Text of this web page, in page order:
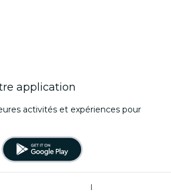
application
activités et expériences pour
|